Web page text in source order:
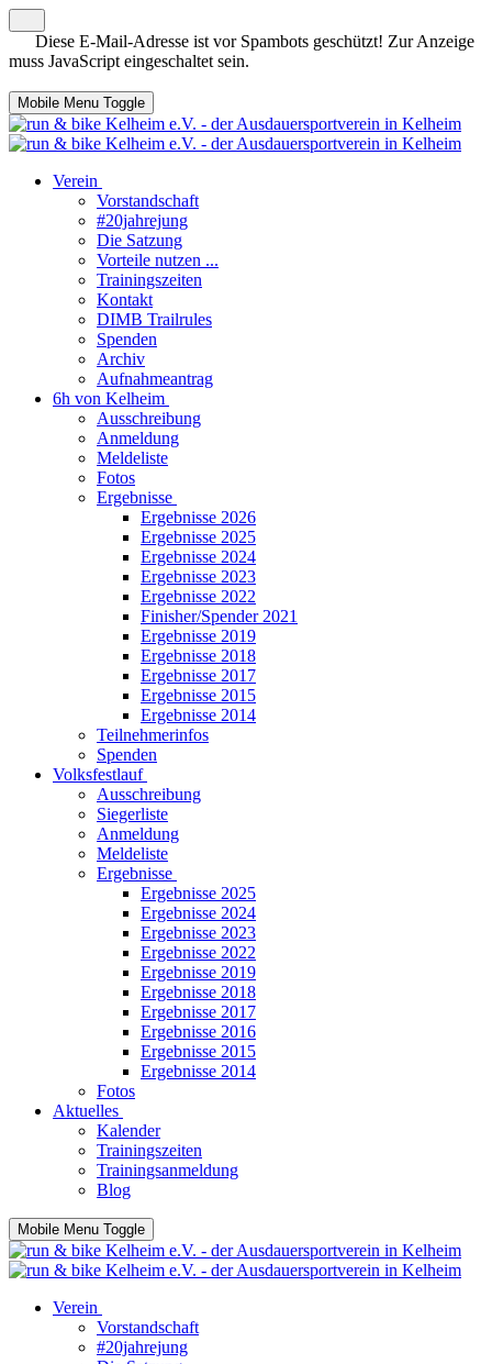
Diese E-Mail-Adresse ist vor Spambots geschützt! Zur Anzeige
muss JavaScript eingeschaltet sein.
Mobile Menu Toggle
Verein
Vorstandschaft
#20jahrejung
Die Satzung
Vorteile nutzen ...
Trainingszeiten
Kontakt
DIMB Trailrules
Spenden
Archiv
Aufnahmeantrag
6h von Kelheim
Ausschreibung
Anmeldung
Meldeliste
Fotos
Ergebnisse
Ergebnisse 2026
Ergebnisse 2025
Ergebnisse 2024
Ergebnisse 2023
Ergebnisse 2022
Finisher/Spender 2021
Ergebnisse 2019
Ergebnisse 2018
Ergebnisse 2017
Ergebnisse 2015
Ergebnisse 2014
Teilnehmerinfos
Spenden
Volksfestlauf
Ausschreibung
Siegerliste
Anmeldung
Meldeliste
Ergebnisse
Ergebnisse 2025
Ergebnisse 2024
Ergebnisse 2023
Ergebnisse 2022
Ergebnisse 2019
Ergebnisse 2018
Ergebnisse 2017
Ergebnisse 2016
Ergebnisse 2015
Ergebnisse 2014
Fotos
Aktuelles
Kalender
Trainingszeiten
Trainingsanmeldung
Blog
Mobile Menu Toggle
Verein
Vorstandschaft
#20jahrejung